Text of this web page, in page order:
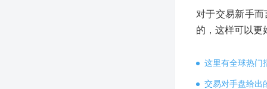
对于交易新手
的，这样可以更
这里有全球热门
交易对手盘给出